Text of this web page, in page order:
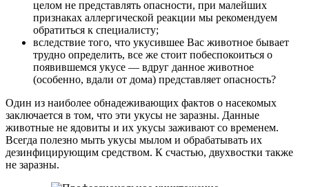
целом не представлять опасности, при малейших
признаках аллергической реакции мы рекомендуем
обратиться к специалисту;
вследствие того, что укусившее Вас животное бывает
трудно определить, все же стоит побеспокоиться о
появившемся укусе — вдруг данное животное
(особенно, вдали от дома) представляет опасность?
Один из наиболее обнадеживающих фактов о насекомых
заключается в том, что эти укусы не заразны. Данные
животные не ядовиты и их укусы заживают со временем.
Всегда полезно мыть укусы мылом и обрабатывать их
дезинфицирующим средством. К счастью, двухвостки также
не заразны.